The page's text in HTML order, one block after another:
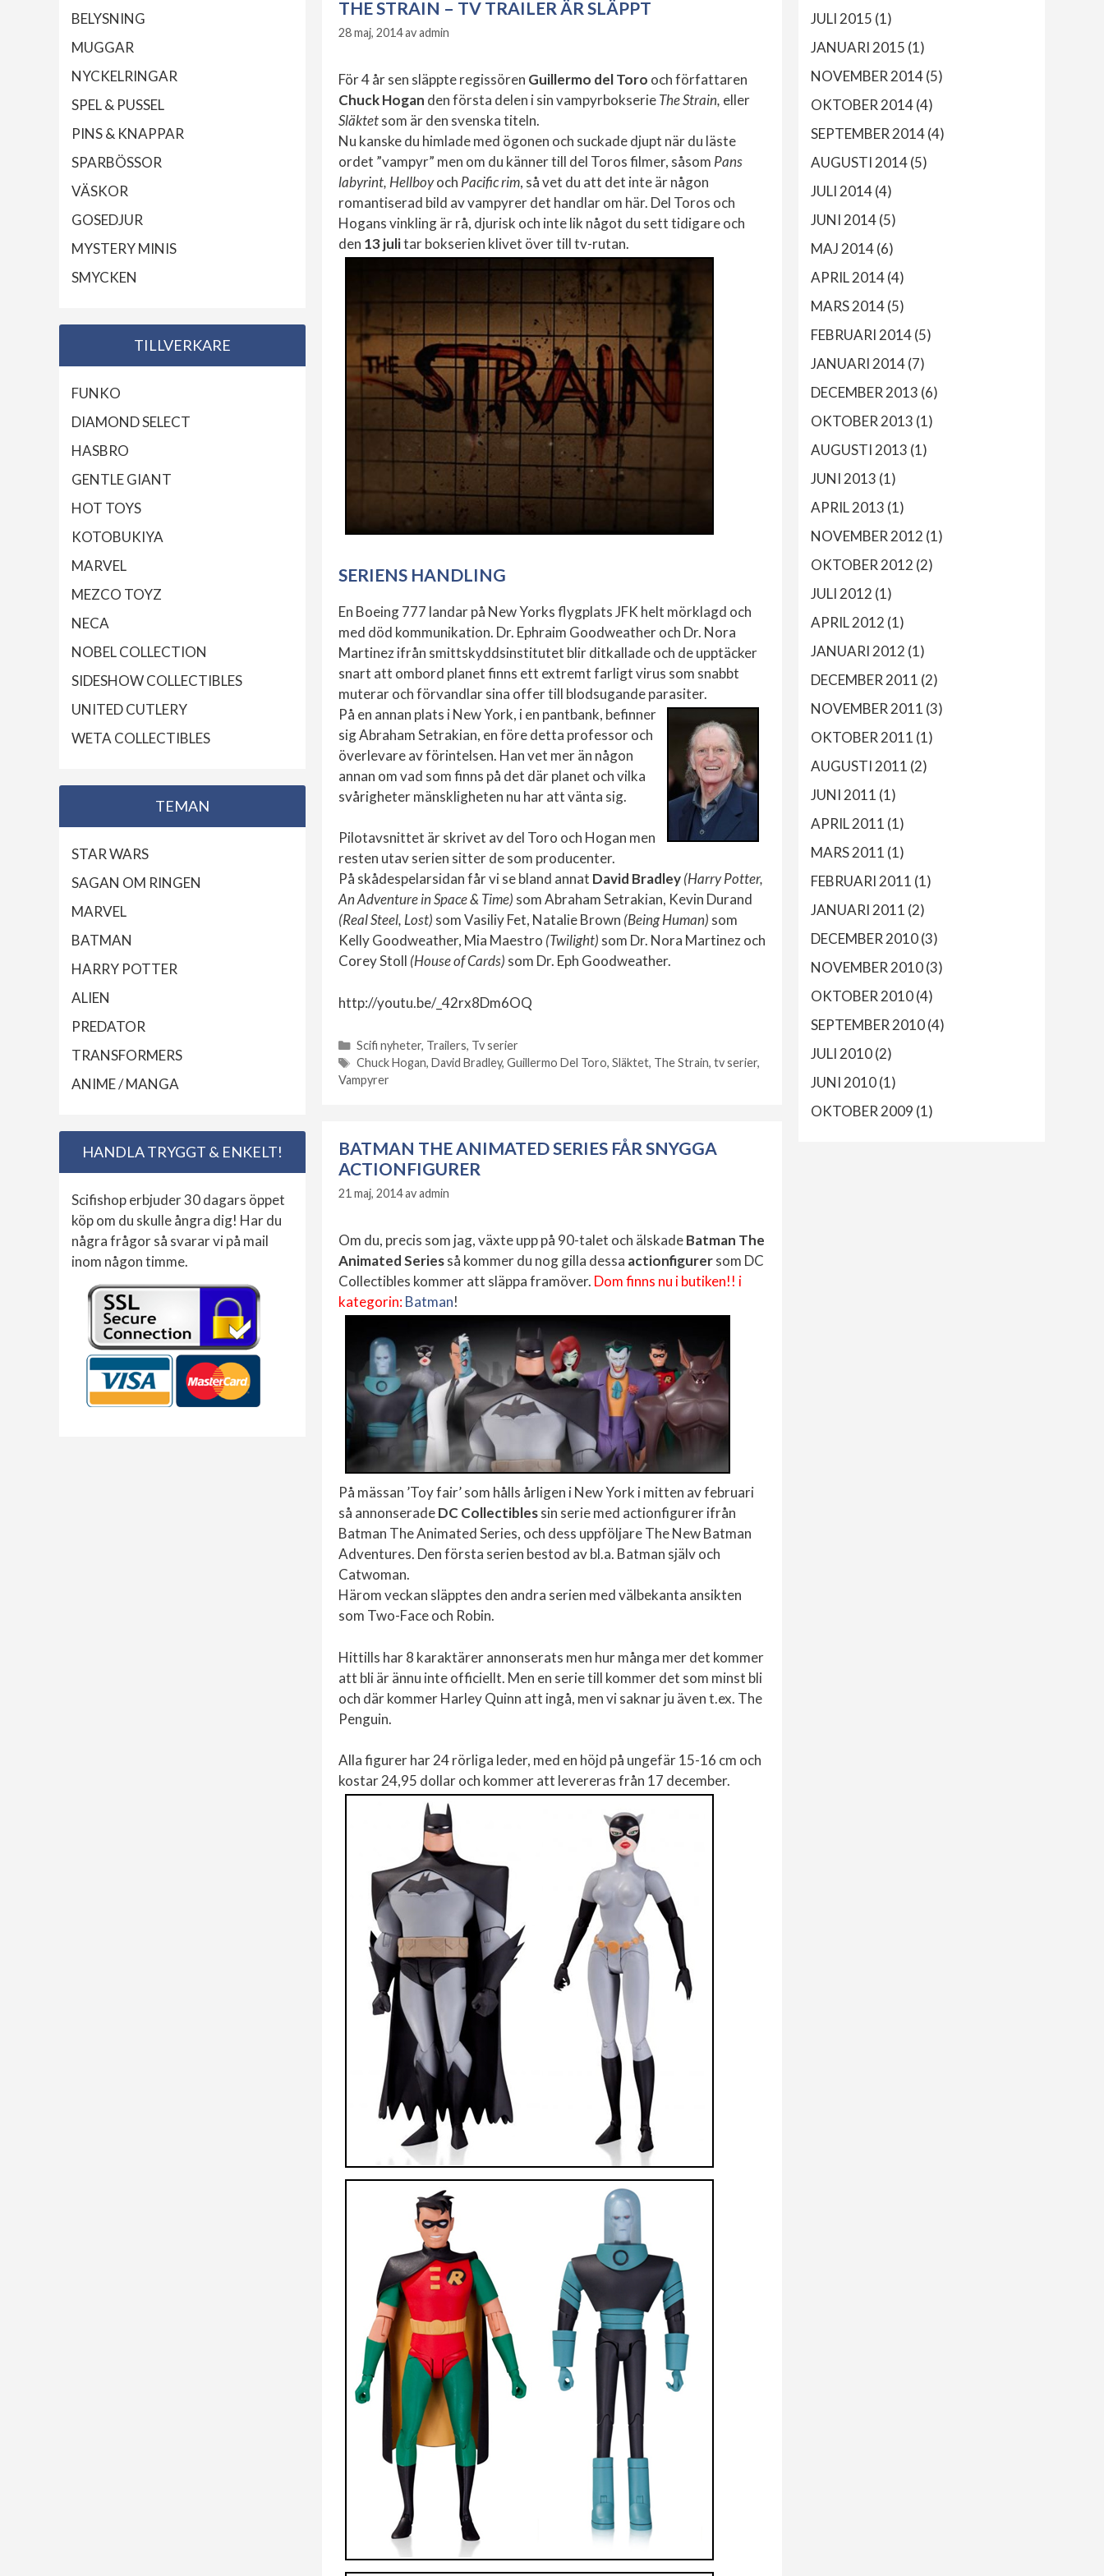
THE STRAIN – TV TRAILER ÄR SLÄPPT
28 maj, 2014avadmin
För 4 år sen släppte regissören Guillermo del Toro och författaren
Chuck Hogan den första delen i sin vampyrbokserieThe Strain, eller
Släktetsom är den svenska titeln.
Nu kanske du himlade med ögonen och suckade djupt när du läste
ordet ”vampyr” men om du känner till del Toros filmer, såsom Pans
labyrint, Hellboyoch Pacific rim, så vet du att det inte är någon
romantiserad bild av vampyrer det handlar om här. Del Toros och
Hogans vinkling är rå, djurisk och inte lik något du sett tidigare och
den 13 julitar bokserien klivet över till tv-rutan.
SERIENS HANDLING
En Boeing 777 landar på New Yorks flygplats JFK helt mörklagd och
med död kommunikation. Dr. Ephraim Goodweather och Dr. Nora
Martinez ifrån smittskyddsinstitutet blir ditkallade och de upptäcker
snart att ombord planet finns ett extremt farligt virus som snabbt
muterar och förvandlar sina offer till blodsugande parasiter.
På en annan plats i New York, i en pantbank, befinner
sig Abraham Setrakian, en före detta professor och
överlevare av förintelsen. Han vet mer än någon
annan om vad som finns på det där planet och vilka
svårigheter mänskligheten nu har att vänta sig.
Pilotavsnittet är skrivet av del Toro och Hogan men
resten utav serien sitter de som producenter.
På skådespelarsidan får vi se bland annat David Bradley(Harry Potter,
An Adventure in Space & Time) som Abraham Setrakian, Kevin Durand
(Real Steel, Lost) som Vasiliy Fet, Natalie Brown (Being Human) som
Kelly Goodweather, Mia Maestro (Twilight) som Dr. Nora Martinez och
Corey Stoll (House of Cards) som Dr. Eph Goodweather.
http://youtu.be/_42rx8Dm6OQ
Kategorier
Scifi nyheter, Trailers, Tv serier
Etiketter
Chuck Hogan, David Bradley, Guillermo Del Toro, Släktet, The Strain, tv serier,
Vampyrer
BATMAN THE ANIMATED SERIES FÅR SNYGGA
ACTIONFIGURER
21 maj, 2014avadmin
Om du, precis som jag, växte upp på 90-talet och älskadeBatman The
Animated Seriesså kommer du nog gilla dessa actionfigurersom DC
Collectibles kommer att släppa framöver. Dom finns nu i butiken!! i
kategorin:Batman!
På mässan ’Toy fair’ som hålls årligen i New York i mitten av februari
så annonseradeDC Collectiblessin serie med actionfigurer ifrån
Batman The Animated Series, och dess uppföljare The New Batman
Adventures. Den första serien bestod av bl.a. Batman själv och
Catwoman.
Härom veckan släpptes den andra serien med välbekanta ansikten
som Two-Face och Robin.
Hittills har 8 karaktärer annonserats men hur många mer det kommer
att bli är ännu inte officiellt. Men en serie till kommer det som minst bli
och där kommer Harley Quinn att ingå, men vi saknar ju även t.ex. The
Penguin.
Alla figurer har 24 rörliga leder, med en höjd på ungefär 15-16 cm och
kostar 24,95 dollar och kommer att levereras från 17 december.
BELYSNING
MUGGAR
NYCKELRINGAR
SPEL & PUSSEL
PINS & KNAPPAR
SPARBÖSSOR
VÄSKOR
GOSEDJUR
MYSTERY MINIS
SMYCKEN
TILLVERKARE
FUNKO
DIAMOND SELECT
HASBRO
GENTLE GIANT
HOT TOYS
KOTOBUKIYA
MARVEL
MEZCO TOYZ
NECA
NOBEL COLLECTION
SIDESHOW COLLECTIBLES
UNITED CUTLERY
WETA COLLECTIBLES
TEMAN
STAR WARS
SAGAN OM RINGEN
MARVEL
BATMAN
HARRY POTTER
ALIEN
PREDATOR
TRANSFORMERS
ANIME / MANGA
HANDLA TRYGGT & ENKELT!
Scifishop erbjuder 30 dagars öppet
köp om du skulle ångra dig! Har du
några frågor så svarar vi på mail
inom någon timme.
JULI 2015 (1)
JANUARI 2015 (1)
NOVEMBER 2014(5)
OKTOBER 2014(4)
SEPTEMBER 2014(4)
AUGUSTI 2014(5)
JULI 2014(4)
JUNI 2014(5)
MAJ 2014(6)
APRIL 2014(4)
MARS 2014(5)
FEBRUARI 2014(5)
JANUARI 2014(7)
DECEMBER 2013 (6)
OKTOBER 2013 (1)
AUGUSTI 2013 (1)
JUNI 2013 (1)
APRIL 2013 (1)
NOVEMBER 2012 (1)
OKTOBER 2012 (2)
JULI 2012 (1)
APRIL 2012 (1)
JANUARI 2012 (1)
DECEMBER 2011 (2)
NOVEMBER 2011 (3)
OKTOBER 2011 (1)
AUGUSTI 2011 (2)
JUNI 2011 (1)
APRIL 2011 (1)
MARS 2011 (1)
FEBRUARI 2011 (1)
JANUARI 2011 (2)
DECEMBER 2010(3)
NOVEMBER 2010(3)
OKTOBER 2010(4)
SEPTEMBER 2010(4)
JULI 2010(2)
JUNI 2010(1)
OKTOBER 2009 (1)